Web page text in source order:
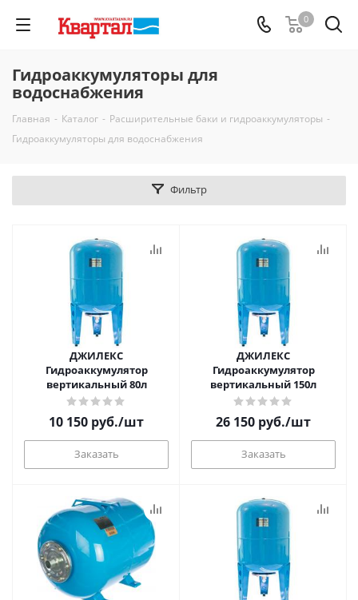
0
Гидроаккумуляторы для
водоснабжения
Главная - Каталог - Расширительные баки и гидроаккумуляторы -
Гидроаккумуляторы для водоснабжения
Фильтр
ДЖИЛЕКС
Гидроаккумулятор
вертикальный 80л
10 150 руб./шт
Заказать
ДЖИЛЕКС
Гидроаккумулятор
вертикальный 150л
26 150 руб./шт
Заказать